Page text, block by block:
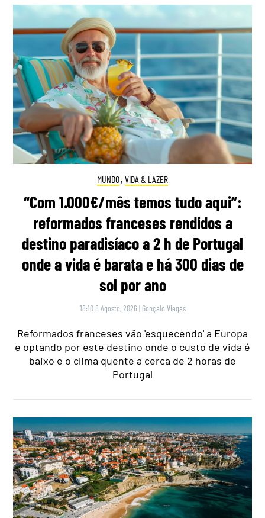
MUNDO, VIDA & LAZER
“Com 1.000€/mês temos tudo aqui”:
reformados franceses rendidos a
destino paradisíaco a 2 h de Portugal
onde a vida é barata e há 300 dias de
sol por ano
18:10 8 Agosto, 2026 | Gonçalo Viegas
Reformados franceses vão 'esquecendo' a Europa
e optando por este destino onde o custo de vida é
baixo e o clima quente a cerca de 2 horas de
Portugal